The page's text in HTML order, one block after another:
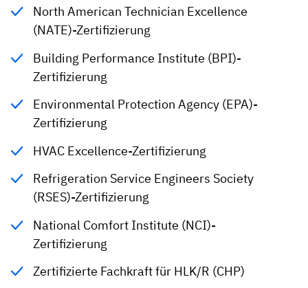
North American Technician Excellence
(NATE)-Zertifizierung
Building Performance Institute (BPI)-
Zertifizierung
Environmental Protection Agency (EPA)-
Zertifizierung
HVAC Excellence-Zertifizierung
Refrigeration Service Engineers Society
(RSES)-Zertifizierung
National Comfort Institute (NCI)-
Zertifizierung
Zertifizierte Fachkraft für HLK/R (CHP)